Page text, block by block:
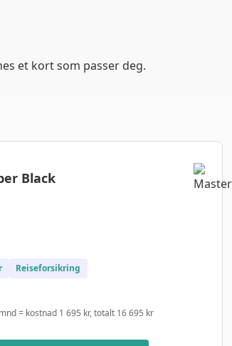
et kort som passer deg.
Black
Reiseforsikring
= kostnad 1 695 kr, totalt 16 695 kr